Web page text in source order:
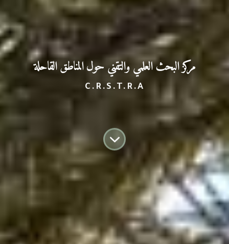
مركز البحث العلميوالتقني حول المناطق القاحلة
C.R.S.T.R.A